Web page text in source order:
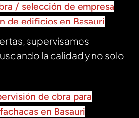
/ selección de empresa
de edificios en Basauri
supervisamos
la calidad y no solo
de obra para
en Basauri